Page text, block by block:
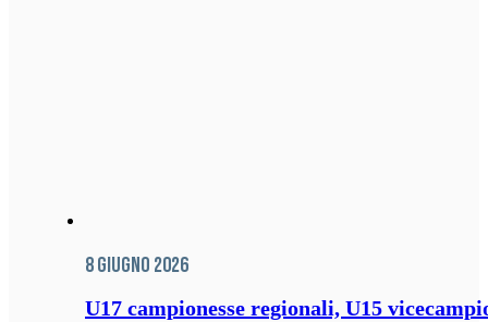
8 Giugno 2026
U17 campionesse regionali, U15